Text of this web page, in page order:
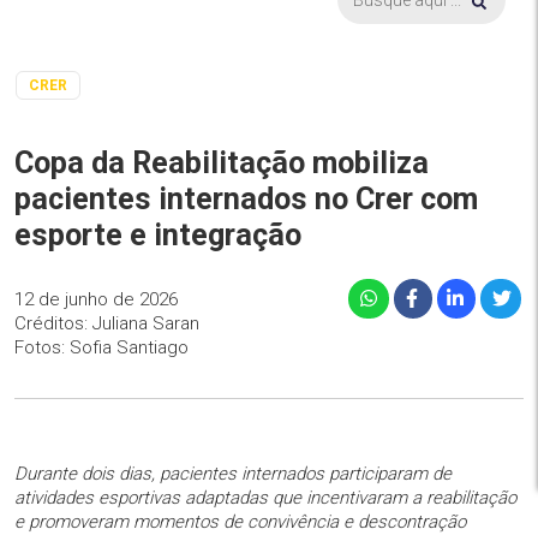
CRER
Copa da Reabilitação mobiliza
pacientes internados no Crer com
esporte e integração
12 de junho de 2026
Créditos: Juliana Saran
Fotos: Sofia Santiago
Durante dois dias, pacientes internados participaram de
atividades esportivas adaptadas que incentivaram a reabilitação
e promoveram momentos de convivência e descontração